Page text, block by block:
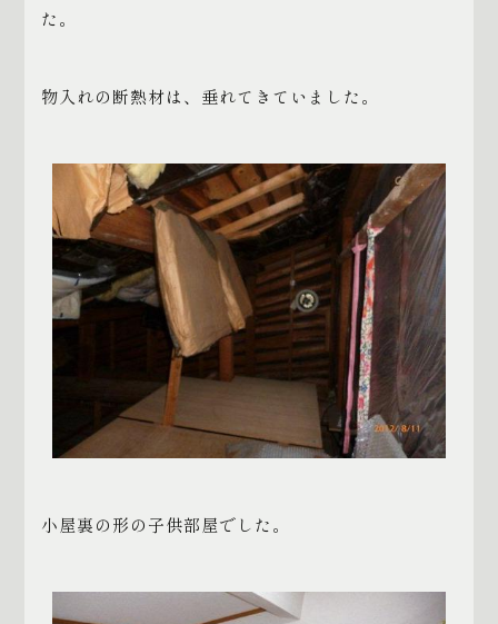
た。
物入れの断熱材は、垂れてきていました。
小屋裏の形の子供部屋でした。